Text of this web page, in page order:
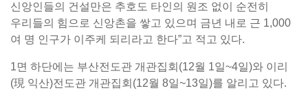
신앙인들의 건설만은 추호도 타인의 원조 없이 순전히
우리들의 힘으로 신앙촌을 쌓고 있으며 금년 내로 근 1,000
여 명 인구가 이주케 되리라고 한다”고 적고 있다.
1면 하단에는 부산전도관 개관집회(12월 1일~4일)와 이리
(現 익산)전도관 개관집회(12월 8일~13일)를 알리고 있다.